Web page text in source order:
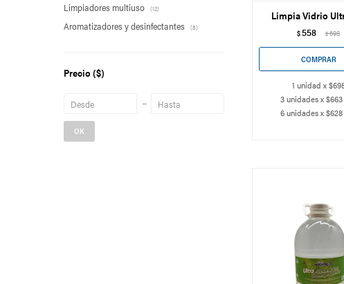
Limpia Vidrio
$558 $698
1 unidad x
3 unidades x
6 unidades x
Limpiadores multiuso (12)
Aromatizadores y desinfectantes (8)
Precio($)
OK